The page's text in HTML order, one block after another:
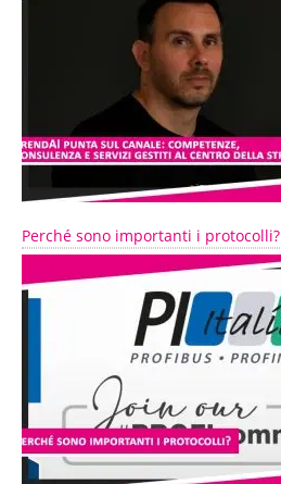
Perché sono importanti i protocolli?